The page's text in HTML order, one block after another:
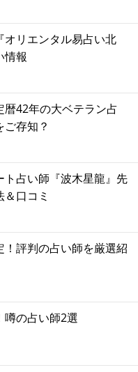
リエンタル易占い北
情報
暦42年の大ベテラン占
存知？
占い師『波木星龍』先
口コミ
評判の占い師を厳選紹
噂の占い師2選